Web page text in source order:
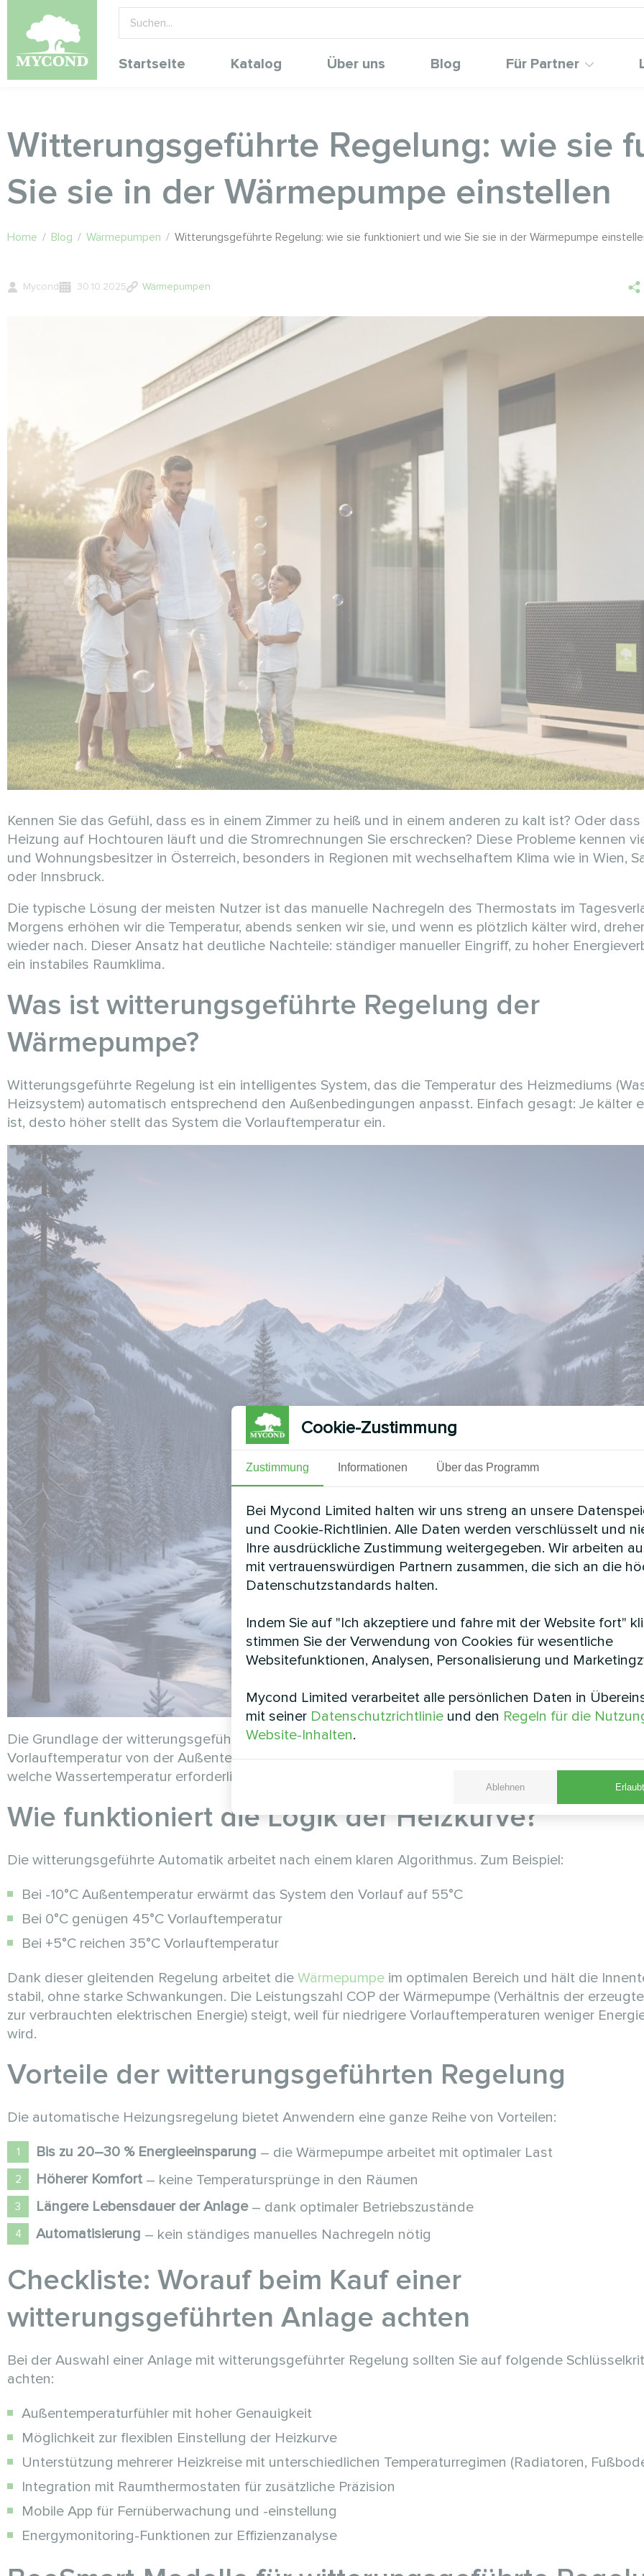
Startseite Katalog Über uns Blog Für Partner
Witterungsgeführte Regelung: wie sie
Sie sie in der Wärmepumpe einstellen
Home / Blog / Wärmepumpen / Witterungsgeführte Regelung: wie sie funktioniert und wie Sie sie in der Wärmepumpe
Mycond 30.10.2025 Wärmepumpen
Kennen Sie das Gefühl, dass es in einem Zimmer zu heiß und in einem anderen zu kalt ist? Oder
Heizung auf Hochtouren läuft und die Stromrechnungen Sie erschrecken? Diese Probleme kennen
und Wohnungsbesitzer in Österreich, besonders in Regionen mit wechselhaftem Klima wie in Wien,
oder Innsbruck.
Die typische Lösung der meisten Nutzer ist das manuelle Nachregeln des Thermostats im
Morgens erhöhen wir die Temperatur, abends senken wir sie, und wenn es plötzlich kälter wird,
wieder nach. Dieser Ansatz hat deutliche Nachteile: ständiger manueller Eingriff, zu hoher
ein instabiles Raumklima.
Was ist witterungsgeführte Regelung der
Wärmepumpe?
Witterungsgeführte Regelung ist ein intelligentes System, das die Temperatur des Heizmediums
Heizsystem) automatisch entsprechend den Außenbedingungen anpasst. Einfach gesagt: Je kälter
ist, desto höher stellt das System die Vorlauftemperatur ein.
Die Grundlage der witterungsgeführten Regelung ist die Heizkurve – ein Diagramm, das die
Vorlauftemperatur von der Außentemperatur zeigt. Diese Kurve ermöglicht es dem System, exakt zu
welche Wassertemperatur erforderlich ist, um bei jeder Witterung eine komfortable Raumtemperatur
Wie funktioniert die Logik der Heizkurve?
Die witterungsgeführte Automatik arbeitet nach einem klaren Algorithmus. Zum Beispiel:
Bei -10°C Außentemperatur erwärmt das System den Vorlauf auf 55°C
Bei 0°C genügen 45°C Vorlauftemperatur
Bei +5°C reichen 35°C Vorlauftemperatur
Dank dieser gleitenden Regelung arbeitet die Wärmepumpe im optimalen Bereich und hält die
stabil, ohne starke Schwankungen. Die Leistungszahl COP der Wärmepumpe (Verhältnis der
zur verbrauchten elektrischen Energie) steigt, weil für niedrigere Vorlauftemperaturen weniger
wird.
Vorteile der witterungsgeführten Regelung
Die automatische Heizungsregelung bietet Anwendern eine ganze Reihe von Vorteilen:
Bis zu 20–30 % Energieeinsparung – die Wärmepumpe arbeitet mit optimaler Last
Höherer Komfort – keine Temperatursprünge in den Räumen
Längere Lebensdauer der Anlage– dank optimaler Betriebszustände
Automatisierung – kein ständiges manuelles Nachregeln nötig
Checkliste: Worauf beim Kauf einer
witterungsgeführten Anlage achten
Bei der Auswahl einer Anlage mit witterungsgeführter Regelung sollten Sie auf folgende
achten:
Außentemperaturfühler mit hoher Genauigkeit
Möglichkeit zur flexiblen Einstellung der Heizkurve
Unterstützung mehrerer Heizkreise mit unterschiedlichen Temperaturregimen (Radiatoren,
Integration mit Raumthermostaten für zusätzliche Präzision
Mobile App für Fernüberwachung und -einstellung
Energymonitoring-Funktionen zur Effizienzanalyse
Cookie-Zustimmung
Zustimmung Informationen Über das Programm
Bei Mycond Limited halten wir uns streng an unsere
und Cookie-Richtlinien. Alle Daten werden verschlüsselt und
Ihre ausdrückliche Zustimmung weitergegeben. Wir arbeiten
mit vertrauenswürdigen Partnern zusammen, die sich an die
Datenschutzstandards halten.
Indem Sie auf "Ich akzeptiere und fahre mit der Website fort"
stimmen Sie der Verwendung von Cookies für wesentliche
Websitefunktionen, Analysen, Personalisierung und
Mycond Limited verarbeitet alle persönlichen Daten in
mit seiner Datenschutzrichtlinie und den Regeln für die
Website-Inhalten.
Ablehnen